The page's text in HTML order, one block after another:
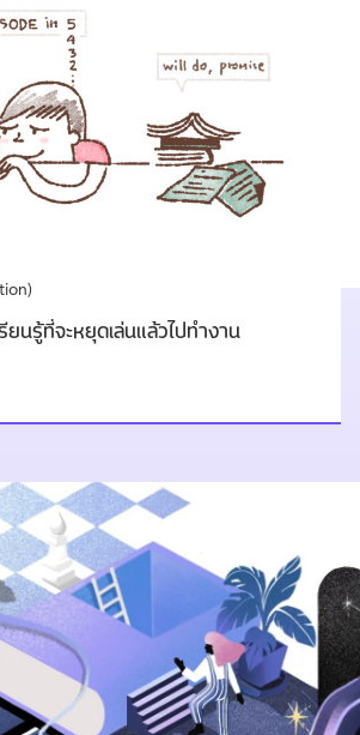
ยนรู้ที่จะหยุดเล่นแล้วไปทำงาน